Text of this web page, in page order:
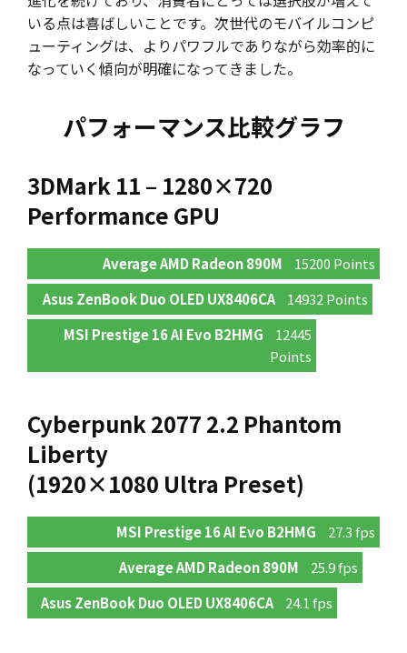
いる点は喜ばしいことです。次世代のモバイルコンピ
ューティングは、よりパワフルでありながら効率的に
なっていく傾向が明確になってきました。
パフォーマンス比較グラフ
3DMark 11 – 1280×720
Performance GPU
Average AMD Radeon 890M
15200 Points
Asus ZenBook Duo OLED UX8406CA
14932 Points
MSI Prestige 16 AI Evo B2HMG
12445
Points
Cyberpunk 2077 2.2 Phantom
Liberty
(1920×1080 Ultra Preset)
MSI Prestige 16 AI Evo B2HMG
27.3 fps
Average AMD Radeon 890M
25.9 fps
Asus ZenBook Duo OLED UX8406CA
24.1 fps